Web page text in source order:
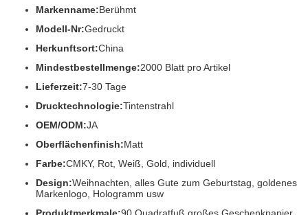
Markenname:Berühmt
Modell-Nr:Gedruckt
Herkunftsort:China
Mindestbestellmenge:2000 Blatt pro Artikel
Lieferzeit:7-30 Tage
Drucktechnologie:Tintenstrahl
OEM/ODM:JA
Oberflächenfinish:Matt
Farbe:CMKY, Rot, Weiß, Gold, individuell
Design:Weihnachten, alles Gute zum Geburtstag, goldenes
Markenlogo, Hologramm usw